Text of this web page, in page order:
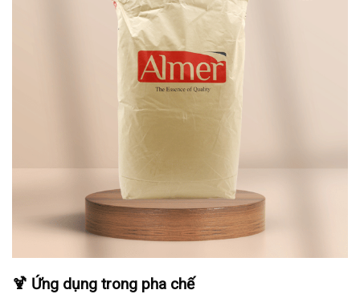
🍹 Ứng dụng trong pha chế